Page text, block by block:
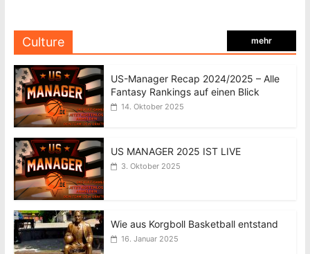
Culture mehr
US-Manager Recap 2024/2025 – Alle
Fantasy Rankings auf einen Blick
14. Oktober 2025
US MANAGER 2025 IST LIVE
3. Oktober 2025
Wie aus Korgboll Basketball entstand
16. Januar 2025